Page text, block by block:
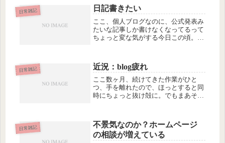
ついてるタイマーですね。時間切れを
示すタイマーです。ウルトラマンの場
合は...
日常雑記 日記書きたい
ここ、個人ブログなのに、公式発表み
たいな記事しか書けなくなってるって
ちょっと変な気がする今日この頃。た
るべきっていうのが、SEO的常識なん
だけど、アクセス集めるのが目的じ
ゃ...
日常雑記 近況：blog疲れ
ここ数ヶ月、続けてきた作業がひと
つ、手を離れたので、ほっとすると同
時にちょっと抜け殻に。でもまあそん
ありません。また次の計画に向けて、
１から作業を始めるだけです。それで
も今...
日常雑記
不景気なのか？ホームページ
の相談が増えている